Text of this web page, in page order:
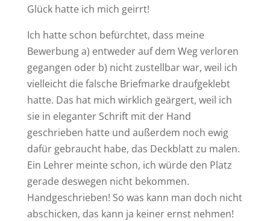
Glück hatte ich mich geirrt!
Ich hatte schon befürchtet, dass meine
Bewerbung a) entweder auf dem Weg verloren
gegangen oder b) nicht zustellbar war, weil ich
vielleicht die falsche Briefmarke draufgeklebt
hatte. Das hat mich wirklich geärgert, weil ich
sie in eleganter Schrift mit der Hand
geschrieben hatte und außerdem noch ewig
dafür gebraucht habe, das Deckblatt zu malen.
Ein Lehrer meinte schon, ich würde den Platz
gerade deswegen nicht bekommen.
Handgeschrieben! So was kann man doch nicht
abschicken, das kann ja keiner ernst nehmen!